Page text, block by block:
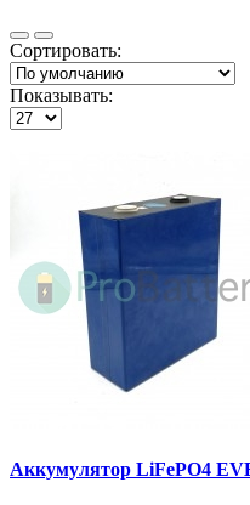
Сортировать:
Показывать:
Аккумулятор LiFePO4